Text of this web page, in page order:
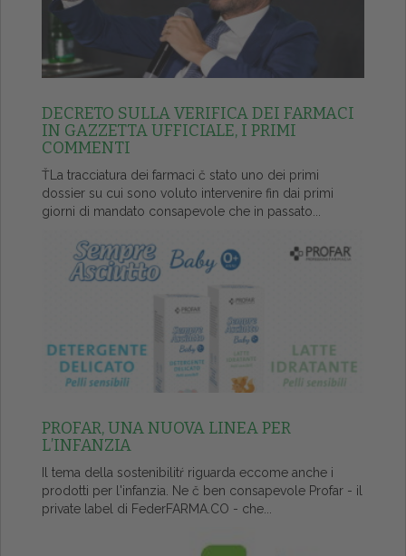
DECRETO SULLA VERIFICA DEI FARMACI
IN GAZZETTA UFFICIALE, I PRIMI
COMMENTI
ŤLa tracciatura dei farmaci č stato uno dei primi
dossier su cui sono voluto intervenire fin dai primi
giorni di mandato consapevole che in passato...
PROFAR, UNA NUOVA LINEA PER
L’INFANZIA
Il tema della sostenibilitŕ riguarda eccome anche i
prodotti per l'infanzia. Ne č ben consapevole Profar - il
private label di FederFARMA.CO - che...